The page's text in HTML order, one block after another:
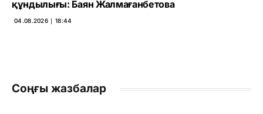
құндылығы: Баян Жалмағанбетова
04.08.2026 ∣ 18:44
Соңғы жазбалар